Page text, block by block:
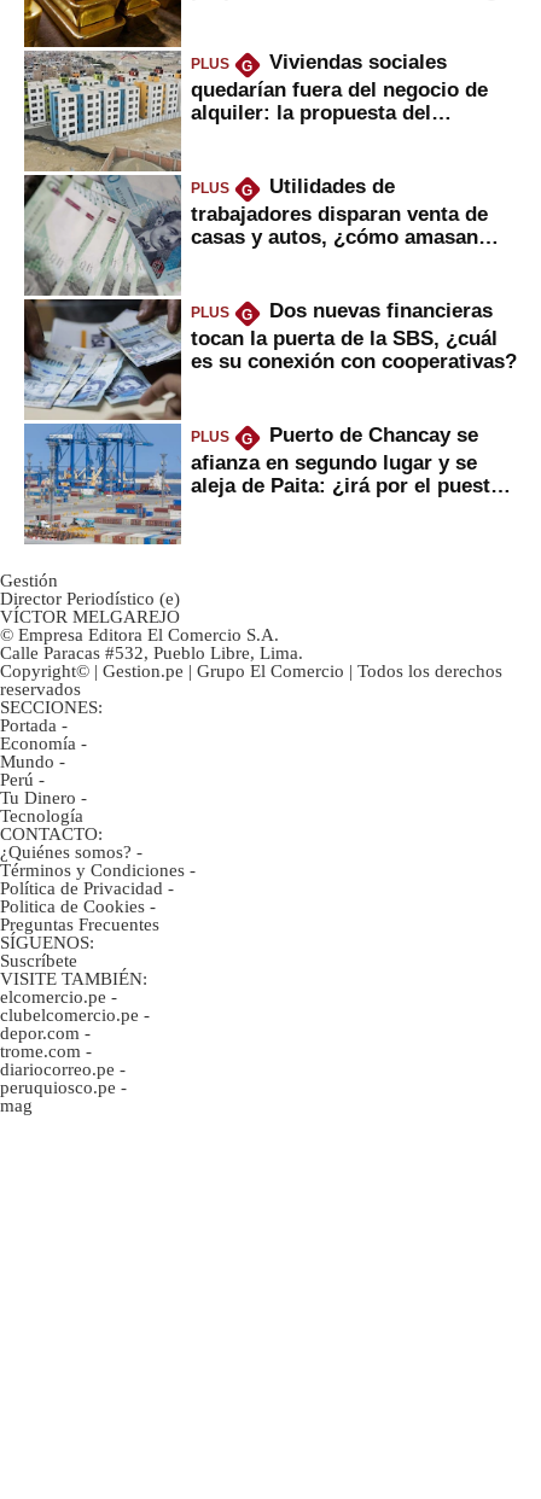
PLUS G
Viviendas sociales
quedarían fuera del negocio de
alquiler: la propuesta del
PLUS G
Utilidades de
trabajadores disparan venta de
casas y autos, ¿cómo amasan
PLUS G
Dos nuevas financieras
tocan la puerta de la SBS, ¿cuál
es su conexión con cooperativas?
PLUS G
Puerto de Chancay se
afianza en segundo lugar y se
aleja de Paita: ¿irá por el puesto
Gestión
Director Periodístico (e)
VÍCTOR MELGAREJO
© Empresa Editora El Comercio S.A.
Calle Paracas #532, Pueblo Libre, Lima.
Copyright© | Gestion.pe | Grupo El Comercio | Todos los derechos
reservados
SECCIONES:
Portada -
Economía -
Mundo -
Perú -
Tu Dinero -
Tecnología
CONTACTO:
¿Quiénes somos? -
Términos y Condiciones -
Política de Privacidad -
Politica de Cookies -
Preguntas Frecuentes
SÍGUENOS:
Suscríbete
VISITE TAMBIÉN:
elcomercio.pe -
clubelcomercio.pe -
depor.com -
trome.com -
diariocorreo.pe -
peruquiosco.pe -
mag